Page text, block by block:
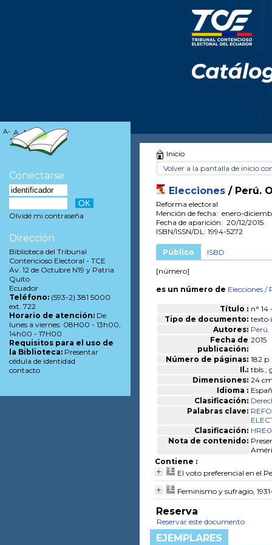
Inicio
Volver a la pantalla de inicio
Elecciones / Perú.
Reforma electoral
Mención de fecha: enero-
Fecha de aparición: 20/12/2015
ISBN/ISSN/DL: 1994-5272
Público ISBD
[número]
es un número de Elecciones /
Título : n°
Tipo de documento: texto
Autores: Perú.
Fecha de
publicación:
2015
Número de páginas: 182 p.
Il.: tbls.;
Dimensiones: 24
Idioma :
Clasificación:
Palabras clave:
Clasificación:
Nota de contenido:
Contiene :
El voto preferencial en el
Feminismo y sufragio,
Reserva
Reservar este documento
EJEMPLARES
A- A A+
Conectarse
Olvidé mi contraseña
Dirección
Biblioteca del Tribunal
Contencioso Electoral - TCE
Av. 12 de Octubre N19 y Patria
Quito
Ecuador
Teléfono: (593-2) 381 5000
ext. 722
Horario de atención: De
lunes a viernes: 08H00 - 13h00,
14h00 - 17H00
Requisitos para el uso de
la Biblioteca: Presentar
cédula de identidad
contacto